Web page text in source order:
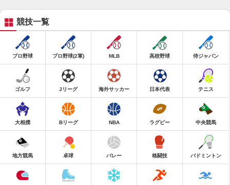
競技一覧
プロ野球 プロ野球(2軍) MLB 高校野球 侍ジャパン
ゴルフ Jリーグ 海外サッカー 日本代表 テニス
大相撲 Bリーグ NBA ラグビー 中央競馬
地方競馬 卓球 バレー 格闘技 バドミントン